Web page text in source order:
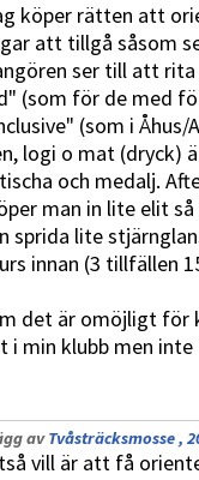
köper rätten att
att tillgå såsom
ser till att
(som för de med
(som i
logi o mat (dryck)
och medalj.
man in lite elit
sprida lite
innan (3 tillfällen
det är omöjligt för
i min klubb men
avTvåsträcksmosse ,
vill är att få